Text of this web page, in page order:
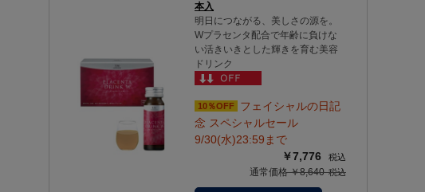
本入
明日につながる、美しさの源を。
Wプラセンタ配合で年齢に負けな
い活きいきとした輝きを育む美容
ドリンク
10％OFF
フェイシャルの日記
念 スペシャルセール
9/30(水)23:59まで
￥7,776
通常価格 ￥8,640